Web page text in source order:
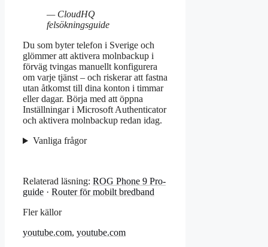
— CloudHQ
felsökningsguide
Du som byter telefon i Sverige och
glömmer att aktivera molnbackup i
förväg tvingas manuellt konfigurera
om varje tjänst – och riskerar att fastna
utan åtkomst till dina konton i timmar
eller dagar. Börja med att öppna
Inställningar i Microsoft Authenticator
och aktivera molnbackup redan idag.
Vanliga frågor
Relaterad läsning: ROG Phone 9 Pro-
guide · Router för mobilt bredband
Fler källor
youtube.com, youtube.com